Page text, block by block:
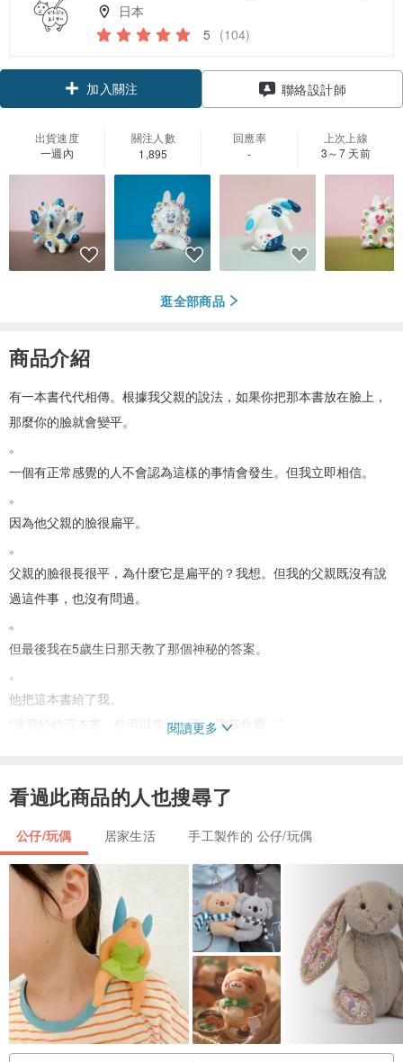
日本
5 (104)
加入關注 聯絡設計師
出貨速度
一週內
關注人數
1,895
回應率
-
上次上線
3～7 天前
逛全部商品
商品介紹
有一本書代代相傳。根據我父親的說法，如果你把那本書放在臉上，
那麼你的臉就會變平。
。
一個有正常感覺的人不會認為這樣的事情會發生。但我立即相信。
。
因為他父親的臉很扁平。
。
父親的臉很長很平，為什麼它是扁平的？我想。但我的父親既沒有說
過這件事，也沒有問過。
。
但最後我在5歲生日那天教了那個神秘的答案。
。
他把這本書給了我。
“讓我給你這本書，你可以嘗試一下，讓它免費。”
。
今天我正在某個地方小睡，我正在尋找動物的貓徘徊
閱讀更多
看過此商品的人也搜尋了
公仔/玩偶 居家生活 手工製作的 公仔/玩偶